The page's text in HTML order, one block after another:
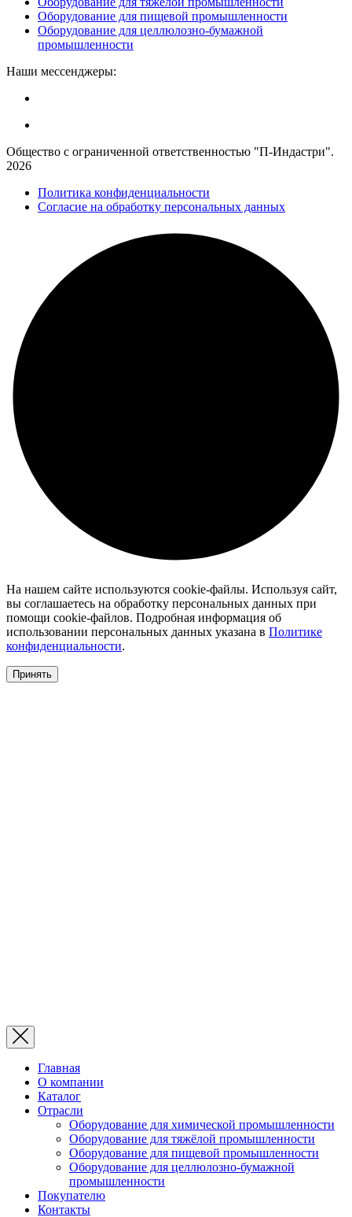
Оборудование для пищевой промышленности
Оборудование для целлюлозно-бумажной
промышленности
Наши мессенджеры:
Общество с ограниченной ответственностью "П-Индастри".
2026
Политика конфиденциальности
Согласие на обработку персональных данных
На нашем сайте используются cookie-файлы. Используя сайт,
вы соглашаетесь на обработку персональных данных при
помощи cookie-файлов. Подробная информация об
использовании персональных данных указана в Политике
конфиденциальности.
Принять
Главная
О компании
Каталог
Отрасли
Оборудование для химической промышленности
Оборудование для тяжёлой промышленности
Оборудование для пищевой промышленности
Оборудование для целлюлозно-бумажной
промышленности
Покупателю
Контакты